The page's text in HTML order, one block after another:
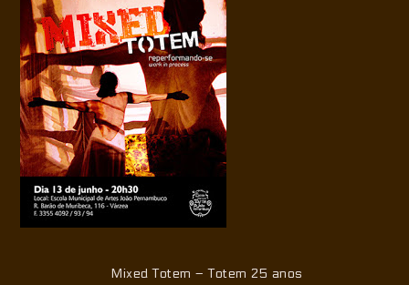
Mixed Totem – Totem 25 anos